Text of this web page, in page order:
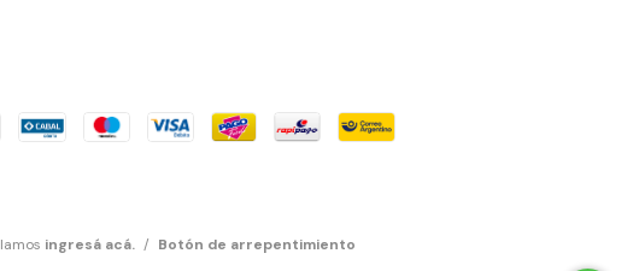
ingresá acá. / Botón de arrepentimiento